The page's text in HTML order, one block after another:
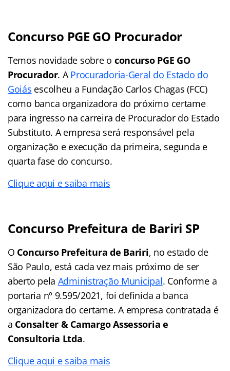
Concurso PGE GO Procurador
Temos novidade sobre o concurso PGE GO
Procurador. AProcuradoria-Geral do Estado do
Goiás escolheu a Fundação Carlos Chagas (FCC)
como banca organizadora do próximo certame
para ingresso na carreira de Procurador do Estado
Substituto. A empresa será responsável pela
organização e execução da primeira, segunda e
quarta fase do concurso.
Clique aqui e saiba mais
Concurso Prefeitura de Bariri SP
O Concurso Prefeitura de Bariri, no estado de
São Paulo, está cada vez mais próximo de ser
aberto pela Administração Municipal. Conforme a
portaria nº 9.595/2021, foi definida a banca
organizadora do certame. A empresa contratada é
a Consalter & Camargo Assessoria e
Consultoria Ltda.
Clique aqui e saiba mais